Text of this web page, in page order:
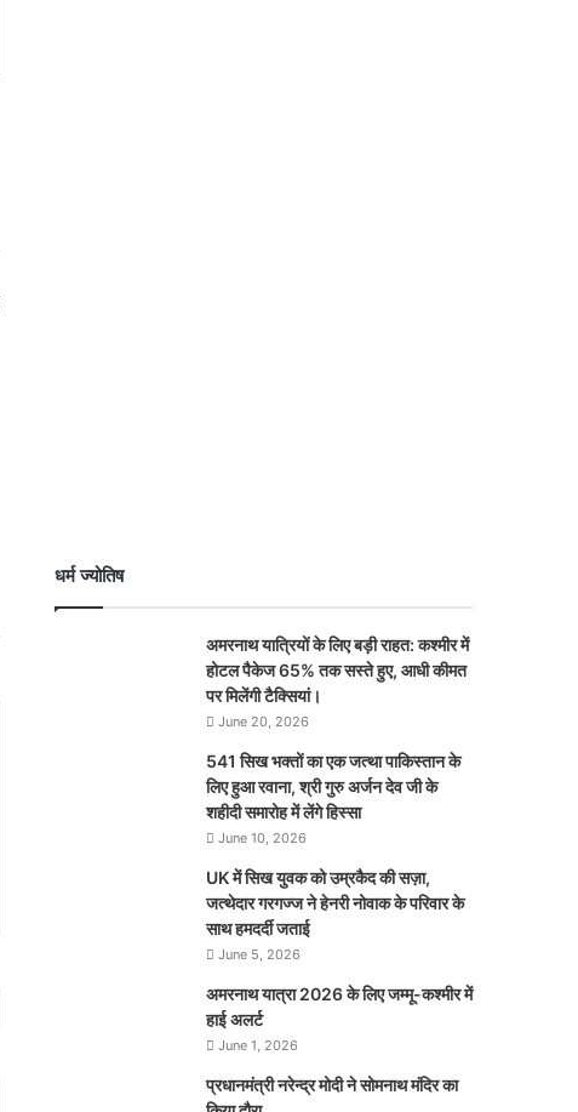
धर्म ज्योतिष
अमरनाथ यात्रियों के लिए बड़ी राहत: कश्मीर में
होटल पैकेज 65% तक सस्ते हुए, आधी कीमत
पर मिलेंगी टैक्सियां।
June 20, 2026
541 सिख भक्तों का एक जत्था पाकिस्तान के
लिए हुआ रवाना, श्री गुरु अर्जन देव जी के
शहीदी समारोह में लेंगे हिस्सा
June 10, 2026
UK में सिख युवक को उम्रकैद की सज़ा,
जत्थेदार गरगज्ज ने हेनरी नोवाक के परिवार के
साथ हमदर्दी जताई
June 5, 2026
अमरनाथ यात्रा 2026 के लिए जम्मू-कश्मीर में
हाई अलर्ट
June 1, 2026
प्रधानमंत्री नरेन्‍द्र मोदी ने सोमनाथ मंदिर का